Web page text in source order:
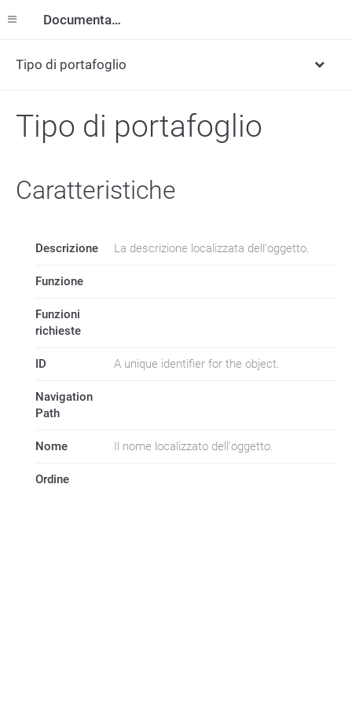
Documentazione
Tipo di portafoglio
Tipo di portafoglio
Caratteristiche
Descrizione La descrizione localizzata dell'oggetto.
Funzione
Funzioni
richieste
ID A unique identifier for the object.
Navigation
Path
Nome Il nome localizzato dell'oggetto.
Ordine